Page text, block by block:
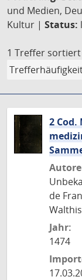
und Medien,
Kultur | Status:
1 Treffer sortiert
2 Cod.
de
Jahr:
1474